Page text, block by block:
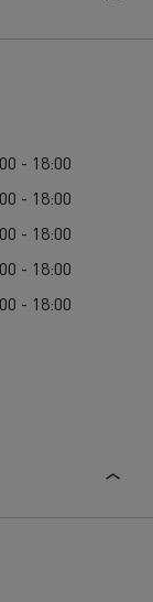
- 18:00
- 18:00
- 18:00
- 18:00
- 18:00